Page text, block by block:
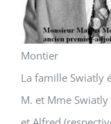
Montier
La famille Swiatly
M. et Mme